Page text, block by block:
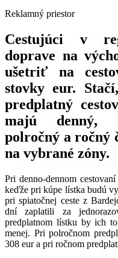
Reklamný priestor
Cestujúci v
doprave na
ušetriť na
stovky eur.
predplatný
majú denný,
polročný a ročný
na vybrané zóny.
Pri denno-dennom
keďže pri kúpe lístka budú
pri spiatočnej ceste z
dní zaplatili za
predplatnom lístku by ich
menej. Pri polročnom
308 eur a pri ročnom